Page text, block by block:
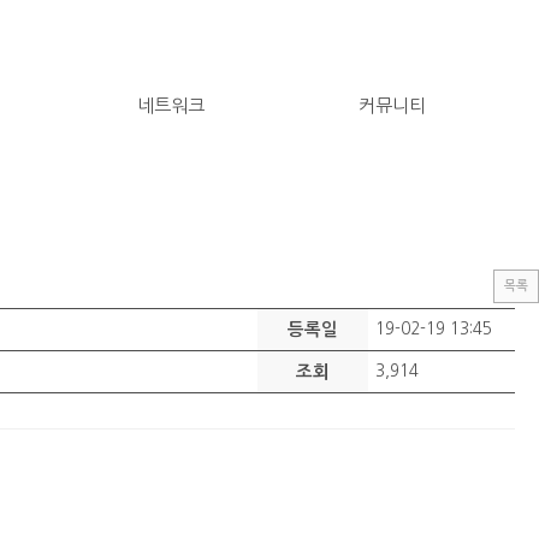
네트워크 커뮤니티
목록
등록일 19-02-19 13:45
조회 3,914